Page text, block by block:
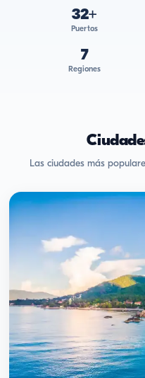
32+
Puertos
7
Regiones
Las ciudades más